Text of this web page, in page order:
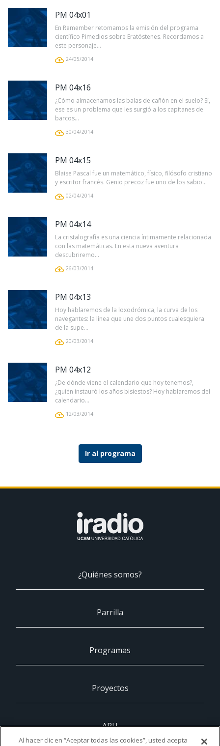
PM 04x01
En Remember retomamos la emisión del programa
científico Pimedios sobre Eratóstenes. Recordamos a
este personaje...
24/05/2014
PM 04x16
¿Cómo almacenamos las balas de cañón en el suelo? Sí,
ese es un problema que les surgió a los capitanes de
barcos...
30/04/2014
PM 04x15
Blaise Pascal fue un matemático, físico, filósofo cristiano
y escritor francés. Genio precoz fue uno de los sabio...
02/04/2014
PM 04x14
La cristalografía es una ciencia íntimamente relacionada
con las matemáticas. En esta nueva aventura
descubriremo...
26/03/2014
PM 04x13
Hoy hablaremos de la loxodrómica, la curva de los
navegantes: la línea que une dos puntos cualesquiera
de la supe...
20/03/2014
PM 04x12
¿De dónde viene el calendario que hoy tenemos?,
¿quién instauró los años bisiestos? Hoy hablaremos del
calendario...
12/03/2014
Ir al programa
¿Quiénes somos?
Parrilla
Programas
Proyectos
ARU
Al hacer clic en “Aceptar todas las cookies”, usted acepta